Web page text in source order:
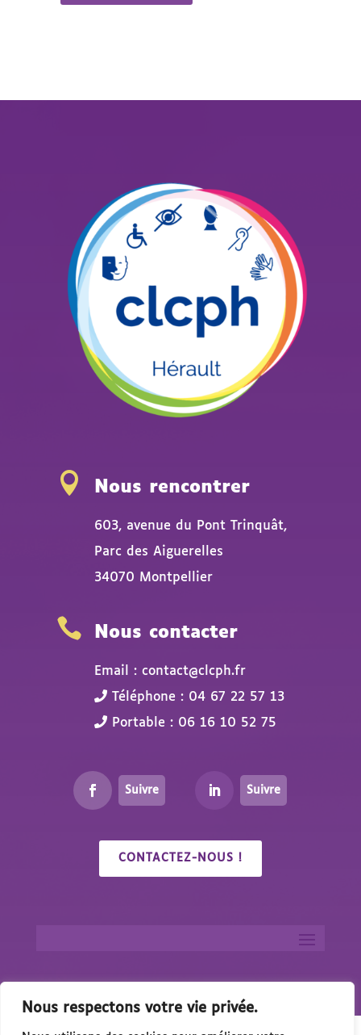
Nous respectons votre vie privée.
 Nous rencontrer
603, avenue du Pont Trinquât,
Parc des Aiguerelles
34070 Montpellier
 Nous contacter
Email : contact@clcph.fr
Téléphone : 04 67 22 57 13
Portable : 06 16 10 52 75
Suivre Suivre
CONTACTEZ-NOUS !